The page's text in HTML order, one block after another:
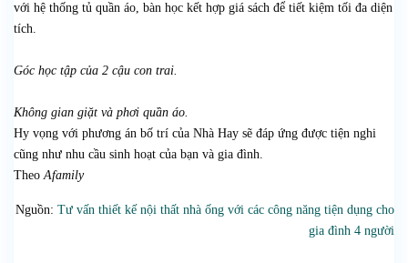
với hệ thống tủ quần áo, bàn học kết hợp giá sách để tiết kiệm tối đa diện
tích.
Góc học tập của 2 cậu con trai.
Không gian giặt và phơi quần áo.
Hy vọng với phương án bố trí của Nhà Hay sẽ đáp ứng được tiện nghi
cũng như nhu cầu sinh hoạt của bạn và gia đình.
TheoAfamily
Nguồn: Tư vấn thiết kế nội thất nhà ống với các công năng tiện dụng cho
gia đình 4 người